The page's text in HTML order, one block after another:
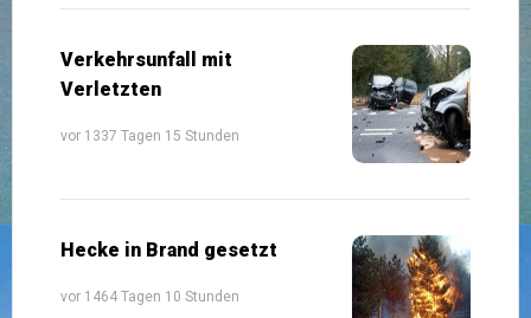
Verkehrsunfall mit
Verletzten
vor 1337 Tagen 15 Stunden
Hecke in Brand gesetzt
vor 1464 Tagen 10 Stunden